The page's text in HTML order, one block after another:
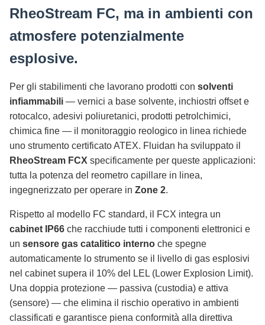
RheoStream FC, ma in ambienti con
atmosfere potenzialmente
esplosive.
Per gli stabilimenti che lavorano prodotti con solventi
infiammabili — vernici a base solvente, inchiostri offset e
rotocalco, adesivi poliuretanici, prodotti petrolchimici,
chimica fine — il monitoraggio reologico in linea richiede
uno strumento certificato ATEX. Fluidan ha sviluppato il
RheoStream FCX specificamente per queste applicazioni:
tutta la potenza del reometro capillare in linea,
ingegnerizzato per operare in Zone 2.
Rispetto al modello FC standard, il FCX integra un
cabinet IP66 che racchiude tutti i componenti elettronici e
un sensore gas catalitico interno che spegne
automaticamente lo strumento se il livello di gas esplosivi
nel cabinet supera il 10% del LEL (Lower Explosion Limit).
Una doppia protezione — passiva (custodia) e attiva
(sensore) — che elimina il rischio operativo in ambienti
classificati e garantisce piena conformità alla direttiva